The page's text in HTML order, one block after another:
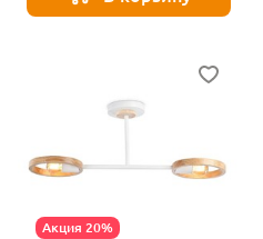
Акция 20%